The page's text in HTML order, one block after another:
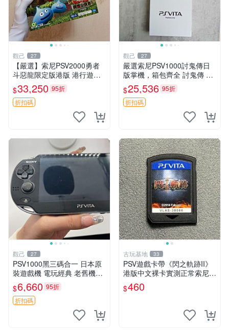
觀己 27
【嚴選】索尼PSV2000勇者
斗惡龍限定版港版 港行遊戲
機 盒包未拆 全新耳塞未開封
收藏佳品 PSV2000 勇者鬥惡
龍 盒包
$33,250 95折
折扣碼
觀己 27
嚴選索尼PSV1000討鬼傳日
版掌機，箱包齊全 討鬼傳 PS
V1000 索尼掌機 PSV1000 討
鬼傳 日版 討鬼傳 限定版 PSV
1000
$25,536 95折
折扣碼
觀己 27
PSV1000黑三碼合一 日本原
裝遊戲機 電玩經典 老舊機臺
游戲收藏 限量版 PSV1000 三
碼合一 測試中
$6,660 95折
折扣碼
古玩基地 33
PSV遊戲卡帶《閃之軌跡II》
港版中文裸卡實測正常索尼專
用嚴選商品4連購享優惠 閃之
軌跡II PSV 港版 中文 卡帶
$460